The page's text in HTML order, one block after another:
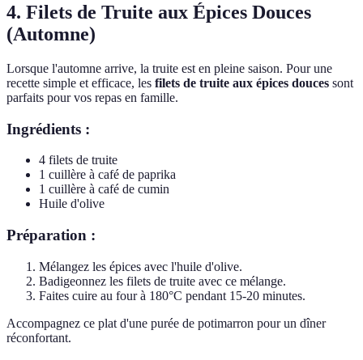
4. Filets de Truite aux Épices Douces
(Automne)
Lorsque l'automne arrive, la truite est en pleine saison. Pour une
recette simple et efficace, les filets de truite aux épices douces sont
parfaits pour vos repas en famille.
Ingrédients :
4 filets de truite
1 cuillère à café de paprika
1 cuillère à café de cumin
Huile d'olive
Préparation :
Mélangez les épices avec l'huile d'olive.
Badigeonnez les filets de truite avec ce mélange.
Faites cuire au four à 180°C pendant 15-20 minutes.
Accompagnez ce plat d'une purée de potimarron pour un dîner
réconfortant.